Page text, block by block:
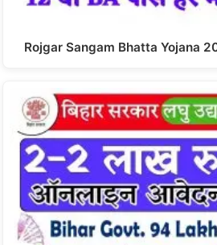
Rojgar Sangam Bhatta Yojana